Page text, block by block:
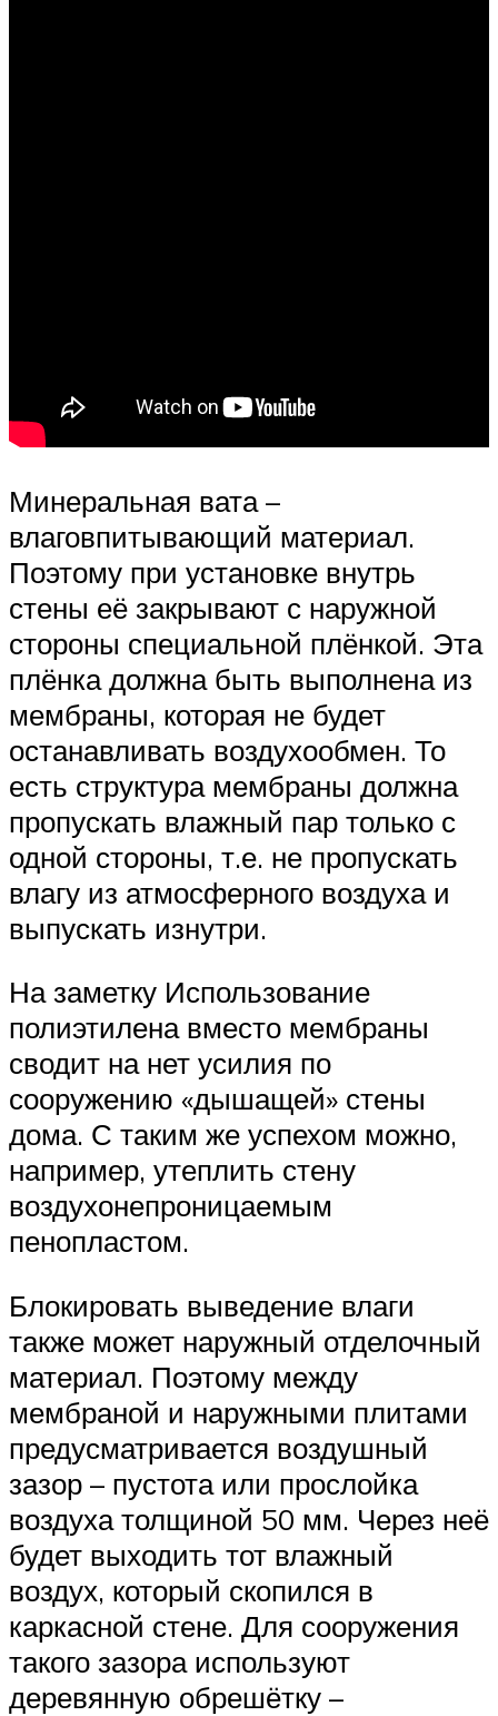
Минеральная вата –
влаговпитывающий материал.
Поэтому при установке внутрь
стены её закрывают с наружной
стороны специальной плёнкой. Эта
плёнка должна быть выполнена из
мембраны, которая не будет
останавливать воздухообмен. То
есть структура мембраны должна
пропускать влажный пар только с
одной стороны, т.е. не пропускать
влагу из атмосферного воздуха и
выпускать изнутри.
На заметку Использование
полиэтилена вместо мембраны
сводит на нет усилия по
сооружению «дышащей» стены
дома. С таким же успехом можно,
например, утеплить стену
воздухонепроницаемым
пенопластом.
Блокировать выведение влаги
также может наружный отделочный
материал. Поэтому между
мембраной и наружными плитами
предусматривается воздушный
зазор – пустота или прослойка
воздуха толщиной 50 мм. Через неё
будет выходить тот влажный
воздух, который скопился в
каркасной стене. Для сооружения
такого зазора используют
деревянную обрешётку –